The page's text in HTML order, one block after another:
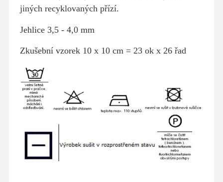
jiných recyklovaných přízí.
Jehlice 3,5 - 4,0 mm
Zkušební vzorek 10 x 10 cm = 23 ok x 26 řad